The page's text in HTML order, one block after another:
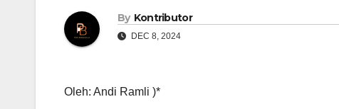
By Kontributor
DEC 8, 2024
Oleh: Andi Ramli )*